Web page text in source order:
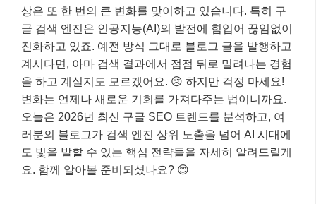
상은 또 한 번의 큰 변화를 맞이하고 있습니다. 특히 구
글 검색 엔진은 인공지능(AI)의 발전에 힘입어 끊임없이
진화하고 있죠. 예전 방식 그대로 블로그 글을 발행하고
계시다면, 아마 검색 결과에서 점점 뒤로 밀려나는 경험
을 하고 계실지도 모르겠어요. 😢 하지만 걱정 마세요!
변화는 언제나 새로운 기회를 가져다주는 법이니까요.
오늘은 2026년 최신 구글 SEO 트렌드를 분석하고, 여
러분의 블로그가 검색 엔진 상위 노출을 넘어 AI 시대에
도 빛을 발할 수 있는 핵심 전략들을 자세히 알려드릴게
요. 함께 알아볼 준비되셨나요? 😊